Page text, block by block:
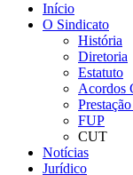
Início
O Sindicato
História
Diretoria
Estatuto
Acordos
FUP
CUT
Notícias
Jurídico